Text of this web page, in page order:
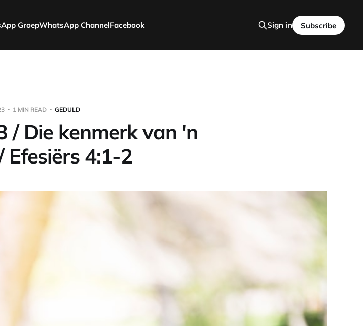
GroepWhatsApp ChannelFacebook Sign in Subscribe
1 MIN READ GEDULD
/ Die kenmerk van 'n
Efesiërs 4:1-2